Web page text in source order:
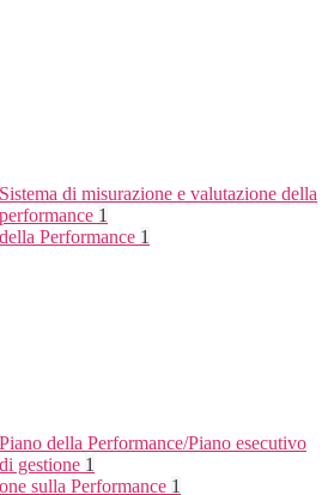
Sistema di misurazione e valutazione della
performance 1
Performance 1
Piano della Performance/Piano esecutivo
di gestione 1
sulla Performance 1